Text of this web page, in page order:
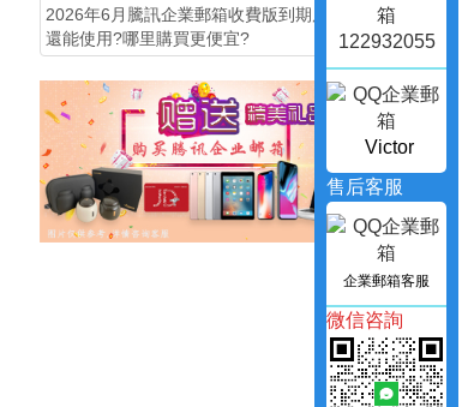
2026年6月騰訊企業郵箱收費版到期后，
還能使用?哪里購買更便宜?
122932055
Victor
售后客服
企業郵箱客服
微信咨詢